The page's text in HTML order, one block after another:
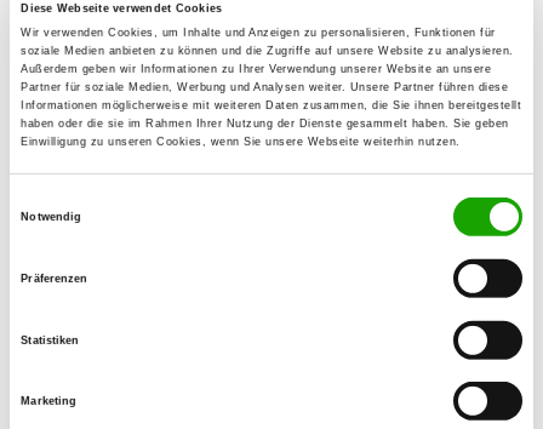
Diese Webseite verwendet Cookies
Wir verwenden Cookies, um Inhalte und Anzeigen zu personalisieren, Funktionen für
soziale Medien anbieten zu können und die Zugriffe auf unsere Website zu analysieren.
Außerdem geben wir Informationen zu Ihrer Verwendung unserer Website an unsere
Partner für soziale Medien, Werbung und Analysen weiter. Unsere Partner führen diese
Informationen möglicherweise mit weiteren Daten zusammen, die Sie ihnen bereitgestellt
haben oder die sie im Rahmen Ihrer Nutzung der Dienste gesammelt haben. Sie geben
Einwilligung zu unseren Cookies, wenn Sie unsere Webseite weiterhin nutzen.
Notwendig
Präferenzen
Statistiken
Marketing
Zuchtstätte: vom Forsthäuser Land
Details
Bodenweg 1
35066 Frankenberg
Derzeit keine Welpen
Mühlstr. 32